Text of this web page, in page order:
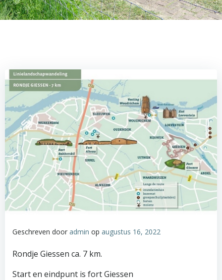
Geschreven door admin op augustus 16, 2022
Rondje Giessen ca. 7 km.
Start en eindpunt is fort Giessen